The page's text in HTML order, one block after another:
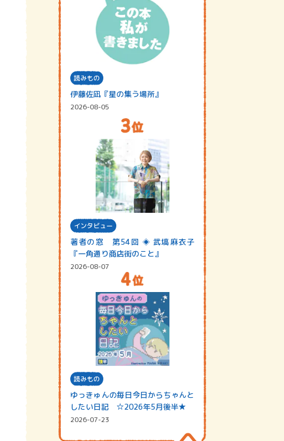
読みもの
伊藤佐凪『星の集う場所』
2026-08-05
インタビュー
著者の窓 第54回 ◈ 武塙麻衣子
『一角通り商店街のこと』
2026-08-07
読みもの
ゆっきゅんの毎日今日からちゃんと
したい日記 ☆2026年5月後半★
2026-07-23